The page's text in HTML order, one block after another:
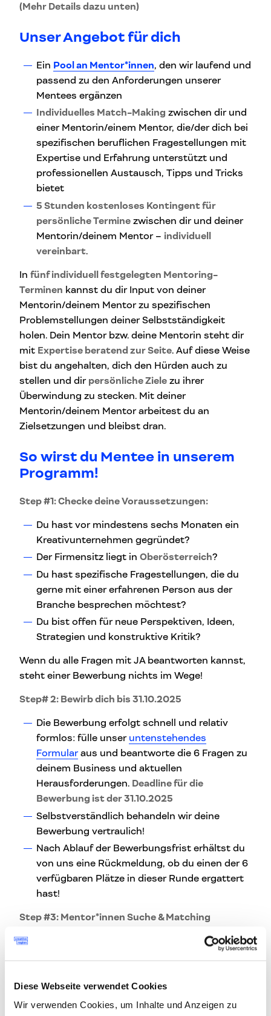
Diese Webseite verwendet Cookies
Wir verwenden Cookies, um Inhalte und Anzeigen zu
(Mehr Details dazu unten)
Unser Angebot für dich
Ein Pool an Mentor*innen, den wir laufend und
passend zu den Anforderungen unserer
Mentees ergänzen
Individuelles Match-Making zwischen dir und
einer Mentorin/einem Mentor, die/der dich bei
spezifischen beruflichen Fragestellungen mit
Expertise und Erfahrung unterstützt und
professionellen Austausch, Tipps und Tricks
bietet
5 Stunden kostenloses Kontingent für
persönliche Termine zwischen dir und deiner
Mentorin/deinem Mentor – individuell
vereinbart.
In fünf individuell festgelegten Mentoring-
Terminen kannst du dir Input von deiner
Mentorin/deinem Mentor zu spezifischen
Problemstellungen deiner Selbstständigkeit
holen. Dein Mentor bzw. deine Mentorin steht dir
mit Expertise beratend zur Seite. Auf diese Weise
bist du angehalten, dich den Hürden auch zu
stellen und dir persönliche Ziele zu ihrer
Überwindung zu stecken. Mit deiner
Mentorin/deinem Mentor arbeitest du an
Zielsetzungen und bleibst dran.
So wirst du Mentee in unserem
Programm!
Step #1: Checke deine Voraussetzungen:
Du hast vor mindestens sechs Monaten ein
Kreativunternehmen gegründet?
Der Firmensitz liegt in Oberösterreich?
Du hast spezifische Fragestellungen, die du
gerne mit einer erfahrenen Person aus der
Branche besprechen möchtest?
Du bist offen für neue Perspektiven, Ideen,
Strategien und konstruktive Kritik?
Wenn du alle Fragen mit JA beantworten kannst,
steht einer Bewerbung nichts im Wege!
Step# 2: Bewirb dich bis 31.10.2025
Die Bewerbung erfolgt schnell und relativ
formlos: fülle unser untenstehendes
Formularaus und beantworte die 6 Fragen zu
deinem Business und aktuellen
Herausforderungen. Deadline für die
Bewerbung ist der 31.10.2025
Selbstverständlich behandeln wir deine
Bewerbung vertraulich!
Nach Ablauf der Bewerbungsfrist erhältst du
von uns eine Rückmeldung, ob du einen der 6
verfügbaren Plätze in dieser Runde ergattert
hast!
Step #3: Mentor*innen Suche & Matching
Wenn du von uns eine positive Rückmeldung
spezifischen Herausforderungen
in einem ersten Kennenlerngespräch kannst